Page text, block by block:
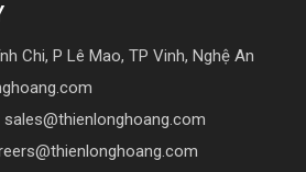
Chi, P Lê Mao, TP Vinh, Nghệ An
sales@thienlonghoang.com